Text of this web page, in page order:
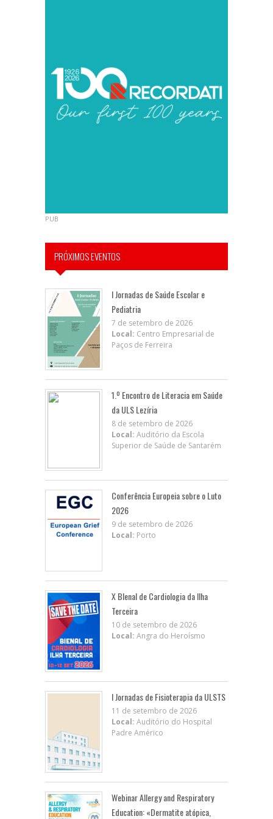
PUB
PRÓXIMOS EVENTOS
I Jornadas de Saúde Escolar e
Pediatria
7 de setembro de 2026
Local: Centro Empresarial de
Paços de Ferreira
1.º Encontro de Literacia em Saúde
da ULS Lezíria
8 de setembro de 2026
Local: Auditório da Escola
Superior de Saúde de Santarém
Conferência Europeia sobre o Luto
2026
9 de setembro de 2026
Local: Porto
X BIenal de Cardiologia da Ilha
Terceira
10 de setembro de 2026
Local: Angra do Heroísmo
I Jornadas de Fisioterapia da ULSTS
11 de setembro de 2026
Local: Auditório do Hospital
Padre Américo
Webinar Allergy and Respiratory
Education: «Dermatite atópica,